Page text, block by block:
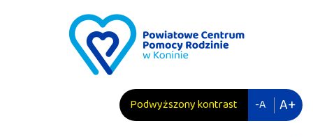
Podwyższony kontrast -A
A+